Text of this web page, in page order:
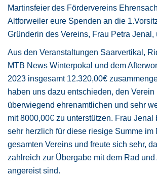
Martinsfeier des Fördervereins
Altforweiler eure Spenden an die
Gründerin des Vereins, Frau Petra Jenal,
Aus den Veranstaltungen Saarvertikal,
MTB News Winterpokal und dem
2023 insgesamt 12.320,00€
haben uns dazu entschieden, den Verein
überwiegend ehrenamtlichen und sehr
mit 8000,00€ zu unterstützen. Frau Jenal
sehr herzlich für diese riesige Summe im
gesamten Vereins und freute sich sehr,
zahlreich zur Übergabe mit dem Rad und
angereist sind.